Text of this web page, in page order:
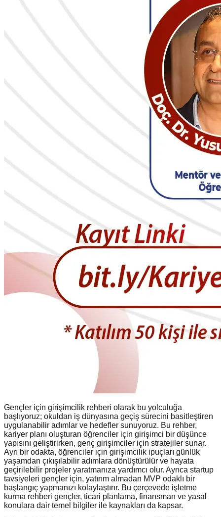
Gençler için girişimcilik rehberi olarak bu yolculuğa
başlıyoruz; okuldan iş dünyasına geçiş sürecini basitleştiren
uygulanabilir adımlar ve hedefler sunuyoruz. Bu rehber,
kariyer planı oluşturan öğrenciler için girişimci bir düşünce
yapısını geliştirirken, genç girişimciler için stratejiler sunar.
Ayrı bir odakta, öğrenciler için girişimcilik ipuçları günlük
yaşamdan çıkışılabilir adımlara dönüştürülür ve hayata
geçirilebilir projeler yaratmanıza yardımcı olur. Ayrıca startup
tavsiyeleri gençler için, yatırım almadan MVP odaklı bir
başlangıç yapmanızı kolaylaştırır. Bu çerçevede işletme
kurma rehberi gençler, ticari planlama, finansman ve yasal
konulara dair temel bilgiler ile kaynakları da kapsar.